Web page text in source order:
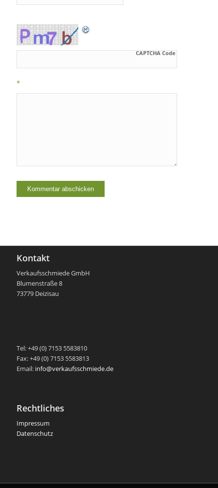
CAPTCHA Code
*
Kontakt
Verkaufsschmiede GmbH
Blumenstraße 8
73779 Deizisau
Tel: +49 (0) 7153 5583810
Fax: +49 (0) 7153 5583813
Email: info@verkaufsschmiede.de
Rechtliches
Impressum
Datenschutz